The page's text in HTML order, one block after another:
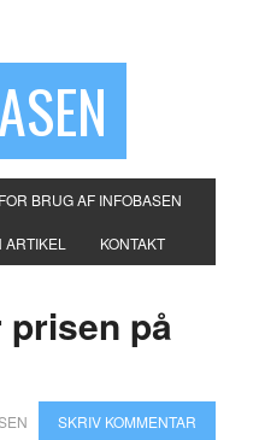
BRUG AF INFOBASEN
KONTAKT
på
SKRIV KOMMENTAR